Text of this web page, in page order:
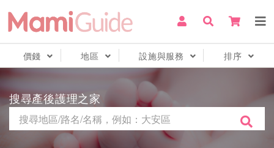
價錢 地區 設施與服務 排序
搜尋產後護理之家